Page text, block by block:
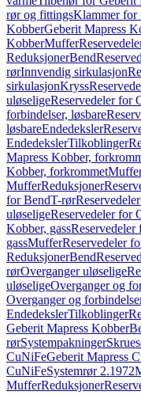
rør og fittingsKlammer for
KobberGeberit Mapress
KobberMuffer
ReduksjonerBend
rørInnvendig sirkulasjon
sirkulasjonKryss
uløseligeReservedeler for
forbindelser, løsbare
løsbareEndedeksler
EndedekslerTilkoblinger
Mapress Kobber,
Kobber, forkrommet
MufferReduksjoner
for BendT-rør
uløseligeReservedeler for
Kobber, gassReservedeler
gassMufferReservedeler
ReduksjonerBend
rørOverganger uløselige
uløseligeOverganger og
Overganger og
EndedekslerTilkoblinger
Geberit Mapress Kobber
rørSystempakninger
CuNiFeGeberit Mapress
CuNiFeSystemrør 2.1972
MufferReduksjoner